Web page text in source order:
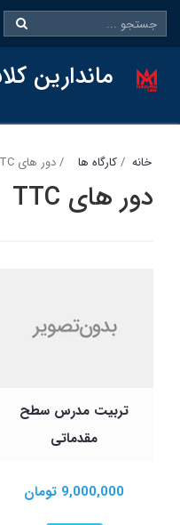
ماندارین
خانه کارگاه ها دور های TTC
دور های TTC
تربیت مدرس سطح
مقدماتی
9,000,000 تومان